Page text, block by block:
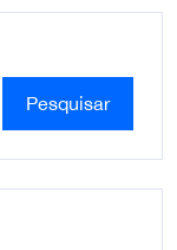
Pesquisar